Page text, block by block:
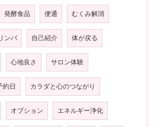
発酵食品 便通 むくみ解消
ンパ 自己紹介 体が戻る
心地良さ サロン体験
約日 カラダと心のつながり
オプション エネルギー浄化